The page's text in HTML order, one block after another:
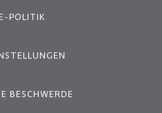
POLITIK
BESCHWERDE